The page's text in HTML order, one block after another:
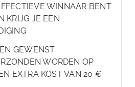
WINNAAR BENT
KRIJG JE EEN
GEWENST
WORDEN OP
EXTRA KOST VAN 20 €